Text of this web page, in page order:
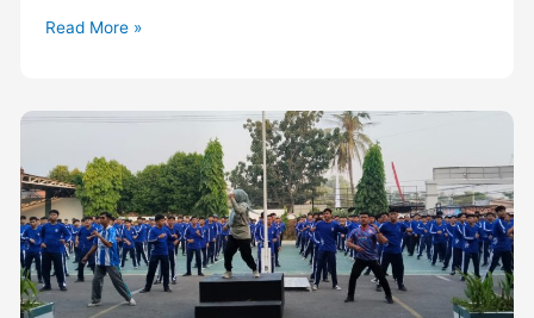
Read More »
SMK
Cikampek
Gelar
Jumat
Bersih
dan
Senam